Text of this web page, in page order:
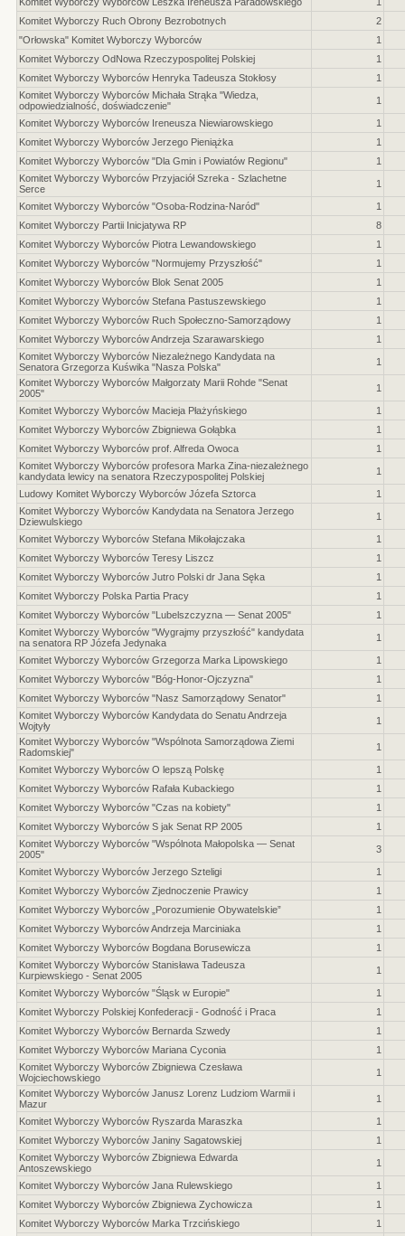
Komitet Wyborczy Ruch Obrony Bezrobotnych
2
"Orłowska" Komitet Wyborczy Wyborców
1
Komitet Wyborczy OdNowa Rzeczypospolitej Polskiej
1
Komitet Wyborczy Wyborców Henryka Tadeusza Stokłosy
1
Komitet Wyborczy Wyborców Michała Strąka "Wiedza,
odpowiedzialność, doświadczenie"
1
Komitet Wyborczy Wyborców Ireneusza Niewiarowskiego
1
Komitet Wyborczy Wyborców Jerzego Pieniążka
1
Komitet Wyborczy Wyborców "Dla Gmin i Powiatów Regionu"
1
Komitet Wyborczy Wyborców Przyjaciół Szreka - Szlachetne
Serce
1
Komitet Wyborczy Wyborców "Osoba-Rodzina-Naród"
1
Komitet Wyborczy Partii Inicjatywa RP
8
Komitet Wyborczy Wyborców Piotra Lewandowskiego
1
Komitet Wyborczy Wyborców "Normujemy Przyszłość"
1
Komitet Wyborczy Wyborców Blok Senat 2005
1
Komitet Wyborczy Wyborców Stefana Pastuszewskiego
1
Komitet Wyborczy Wyborców Ruch Społeczno-Samorządowy
1
Komitet Wyborczy Wyborców Andrzeja Szarawarskiego
1
Komitet Wyborczy Wyborców Niezależnego Kandydata na
Senatora Grzegorza Kuświka "Nasza Polska"
1
Komitet Wyborczy Wyborców Małgorzaty Marii Rohde "Senat
2005"
1
Komitet Wyborczy Wyborców Macieja Płażyńskiego
1
Komitet Wyborczy Wyborców Zbigniewa Gołąbka
1
Komitet Wyborczy Wyborców prof. Alfreda Owoca
1
Komitet Wyborczy Wyborców profesora Marka Zina-niezależnego
kandydata lewicy na senatora Rzeczypospolitej Polskiej
1
Ludowy Komitet Wyborczy Wyborców Józefa Sztorca
1
Komitet Wyborczy Wyborców Kandydata na Senatora Jerzego
Dziewulskiego
1
Komitet Wyborczy Wyborców Stefana Mikołajczaka
1
Komitet Wyborczy Wyborców Teresy Liszcz
1
Komitet Wyborczy Wyborców Jutro Polski dr Jana Sęka
1
Komitet Wyborczy Polska Partia Pracy
1
Komitet Wyborczy Wyborców "Lubelszczyzna — Senat 2005"
1
Komitet Wyborczy Wyborców "Wygrajmy przyszłość" kandydata
na senatora RP Józefa Jedynaka
1
Komitet Wyborczy Wyborców Grzegorza Marka Lipowskiego
1
Komitet Wyborczy Wyborców "Bóg-Honor-Ojczyzna"
1
Komitet Wyborczy Wyborców "Nasz Samorządowy Senator"
1
Komitet Wyborczy Wyborców Kandydata do Senatu Andrzeja
Wojtyły
1
Komitet Wyborczy Wyborców "Wspólnota Samorządowa Ziemi
Radomskiej"
1
Komitet Wyborczy Wyborców O lepszą Polskę
1
Komitet Wyborczy Wyborców Rafała Kubackiego
1
Komitet Wyborczy Wyborców "Czas na kobiety"
1
Komitet Wyborczy Wyborców S jak Senat RP 2005
1
Komitet Wyborczy Wyborców "Wspólnota Małopolska — Senat
2005"
3
Komitet Wyborczy Wyborców Jerzego Szteligi
1
Komitet Wyborczy Wyborców Zjednoczenie Prawicy
1
Komitet Wyborczy Wyborców „Porozumienie Obywatelskie”
1
Komitet Wyborczy Wyborców Andrzeja Marciniaka
1
Komitet Wyborczy Wyborców Bogdana Borusewicza
1
Komitet Wyborczy Wyborców Stanisława Tadeusza
Kurpiewskiego - Senat 2005
1
Komitet Wyborczy Wyborców "Śląsk w Europie"
1
Komitet Wyborczy Polskiej Konfederacji - Godność i Praca
1
Komitet Wyborczy Wyborców Bernarda Szwedy
1
Komitet Wyborczy Wyborców Mariana Cyconia
1
Komitet Wyborczy Wyborców Zbigniewa Czesława
Wojciechowskiego
1
Komitet Wyborczy Wyborców Janusz Lorenz Ludziom Warmii i
Mazur
1
Komitet Wyborczy Wyborców Ryszarda Maraszka
1
Komitet Wyborczy Wyborców Janiny Sagatowskiej
1
Komitet Wyborczy Wyborców Zbigniewa Edwarda
Antoszewskiego
1
Komitet Wyborczy Wyborców Jana Rulewskiego
1
Komitet Wyborczy Wyborców Zbigniewa Zychowicza
1
Komitet Wyborczy Wyborców Marka Trzcińskiego
1